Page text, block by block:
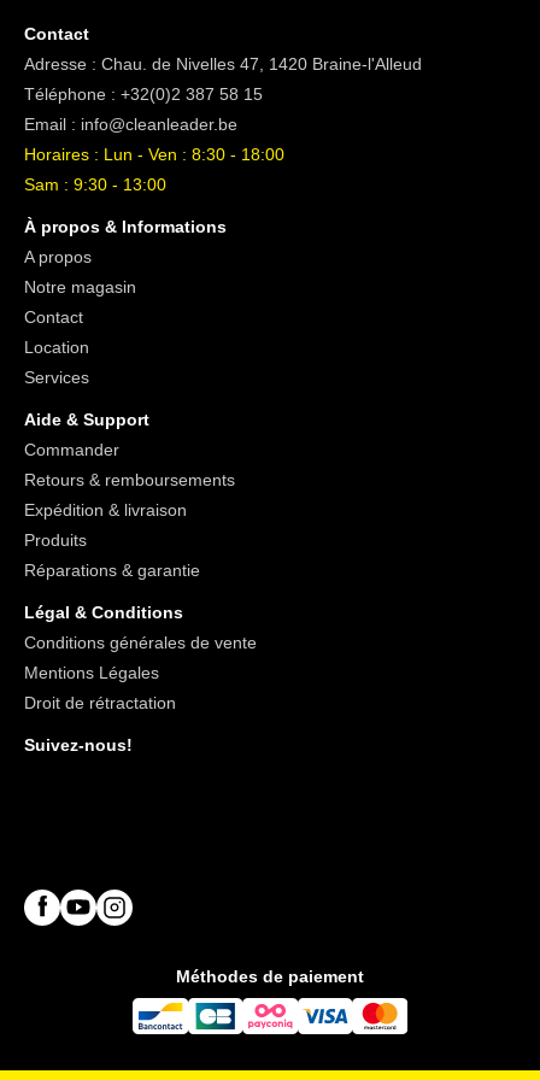
Contact
Adresse : Chau. de Nivelles 47, 1420 Braine-l'Alleud
Téléphone : +32(0)2 387 58 15
Email : info@cleanleader.be
Horaires : Lun - Ven : 8:30 - 18:00
Sam : 9:30 - 13:00
À propos & Informations
A propos
Notre magasin
Contact
Location
Services
Aide & Support
Commander
Retours & remboursements
Expédition & livraison
Produits
Réparations & garantie
Légal & Conditions
Conditions générales de vente
Mentions Légales
Droit de rétractation
Suivez-nous!
Méthodes de paiement